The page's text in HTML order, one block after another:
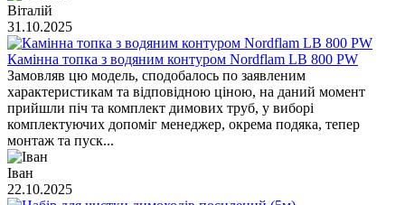
Віталій
31.10.2025
Камінна топка з водяним контуром Nordflam LB 800 PW
Замовляв цю модель, сподобалось по заявленим
характеристикам та відповідною ціною, на даний момент
прийшли піч та комплект димових труб, у виборі
комплектуючих допоміг менеджер, окрема подяка, тепер
монтаж та пуск...
Іван
22.10.2025